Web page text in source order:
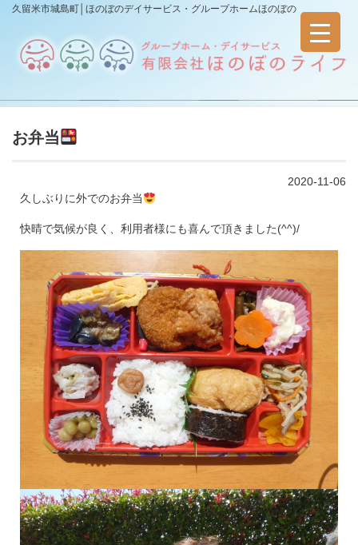
久留米市城島町│ほのぼのデイサービス・グループホームほのぼの
お弁当
2020-11-06
久しぶりに外でのお弁当
快晴で気候が良く、利用者様にも喜んで頂きました(^^)/